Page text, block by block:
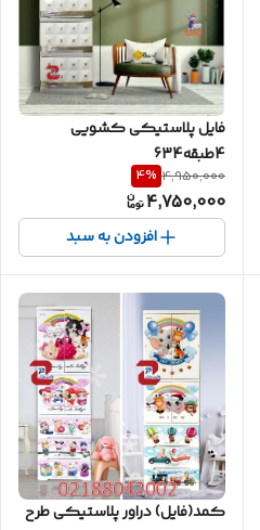
فایل پلاستیکی کشویی
4طبقه634
4,950,000
4%
4,750,000
افزودن به سبد
کمد(فایل) دراور پلاستیکی طرح